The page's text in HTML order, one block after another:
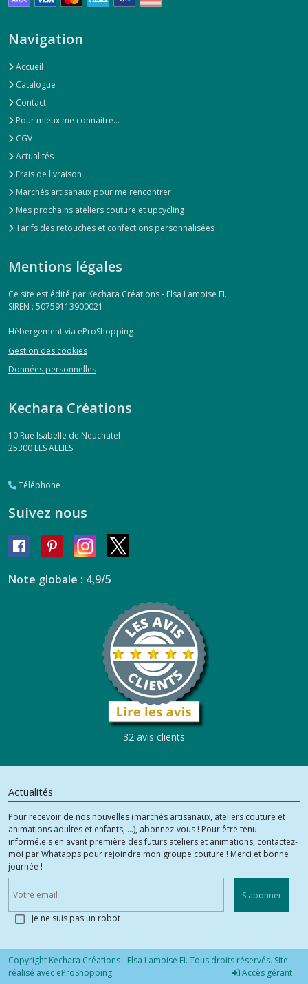
Navigation
Accueil
Catalogue
Contact
Pour mieux me connaitre...
CGV
Actualités
Frais de livraison
Marchés artisanaux pour me rencontrer
Mes prochains ateliers couture et upcycling
Tarifs des retouches et confections personnalisées
Mentions légales
Ce site est édité par Kechara Créations - Elsa Lamoise EI.
SIREN : 50759113900021
Hébergement via eProShopping
Gestion des cookies
Données personnelles
Kechara Créations
10 Rue Isabelle de Neuchatel
25300 LES ALLIES
Téléphone
Suivez nous
Note globale : 4,9/5
32 avis clients
Actualités
Pour recevoir de nos nouvelles (marchés artisanaux, ateliers couture et
animations adultes et enfants, ...), abonnez-vous ! Pour être tenu
informé.e.s en avant première des futurs ateliers et animations, contactez-
moi par Whatapps pour rejoindre mon groupe couture ! Merci et bonne
journée !
S'abonner
Je ne suis pas un robot
Copyright Kechara Créations - Elsa Lamoise EI. Tous droits réservés. Site
réalisé avec eProShopping Accès gérant